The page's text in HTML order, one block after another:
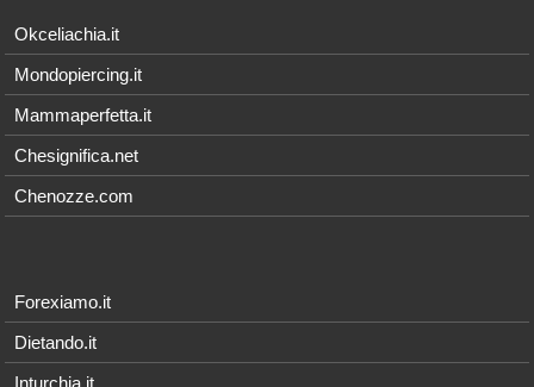
Okceliachia.it
Mondopiercing.it
Mammaperfetta.it
Chesignifica.net
Chenozze.com
Forexiamo.it
Dietando.it